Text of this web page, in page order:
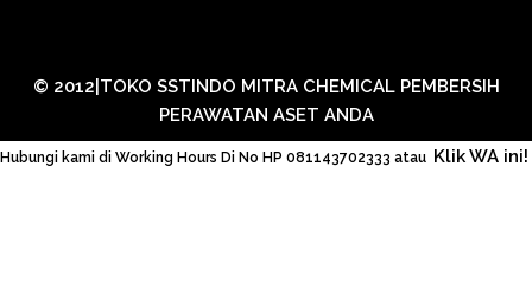
© 2012|TOKO SSTINDO MITRA CHEMICAL PEMBERSIH
PERAWATAN ASET ANDA
Hubungi kami di Working Hours Di No HP 081143702333 atau Klik WA ini!